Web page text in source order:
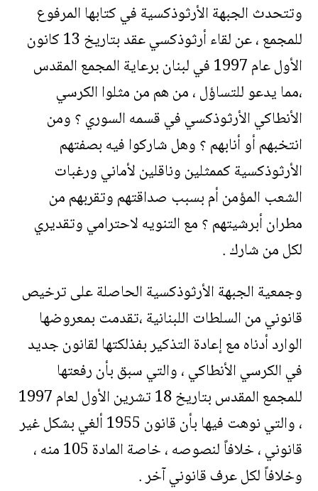
وتتحدث الجبهة الأرثوذكسية في كتابها المرفوع
للمجمع ، عن لقاء أرثوذكسي عقد بتاريخ 13 كانون
الأول عام 1997 في لبنان برعاية المجمع المقدس
،مما يدعو للتساؤل ، من هم من مثلوا الكرسي
الأنطاكي الأرثوذكسي في قسمه السوري ؟ ومن
انتخبهم أو أنابهم ؟ وهل شاركوا فيه بصفتهم
الأرثوذكسية كممثلين وناقلين لأماني ورغبات
الشعب المؤمن أم بسبب صداقتهم وتقربهم من
مطران أبرشيتهم ؟ مع التنويه لاحترامي وتقديري
لكل من شارك .
وجمعية الجبهة الأرثوذكسية الحاصلة على ترخيص
قانوني من السلطات اللبنانية ،تقدمت بمعروضها
الوارد أدناه مع إعادة التذكير بفذلكتها لقانون جديد
في الكرسي الأنطاكي ، والتي سبق بأن رفعتها
للمجمع المقدس بتاريخ 18 تشرين الأول لعام 1997
، والتي نوهت فيها بأن قانون 1955 ألغي بشكل غير
قانوني ، خلافاً لنصوصه ، خاصة المادة 105 منه ،
وخلافاً لكل عرف قانوني آخر .